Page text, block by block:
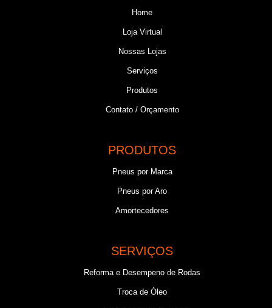
Home
Loja Virtual
Nossas Lojas
Serviços
Produtos
Contato / Orçamento
PRODUTOS
Pneus por Marca
Pneus por Aro
Amortecedores
SERVIÇOS
Reforma e Desempeno de Rodas
Troca de Óleo